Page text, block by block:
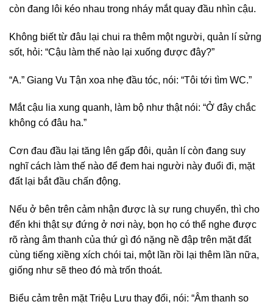
còn đang lôi kéo nhau trong nháy mắt quay đầu nhìn cậu.
Không biết từ đâu lại chui ra thêm một người, quản lí sửng
sốt, hỏi: “Cậu làm thế nào lại xuống được đây?”
“A.” Giang Vu Tận xoa nhẹ đầu tóc, nói: “Tôi tới tìm WC.”
Mắt cậu lia xung quanh, làm bộ như thật nói: “Ở đây chắc
không có đâu ha.”
Cơn đau đầu lại tăng lên gấp đôi, quản lí còn đang suy
nghĩ cách làm thế nào để đem hai người này đuổi đi, mặt
đất lại bắt đầu chấn động.
Nếu ở bên trên cảm nhận được là sự rung chuyển, thì cho
đến khi thật sự đứng ở nơi này, bọn họ có thể nghe được
rõ ràng âm thanh của thứ gì đó nặng nề đập trên mặt đất
cùng tiếng xiềng xích chói tai, một lần rồi lại thêm lần nữa,
giống như sẽ theo đó mà trốn thoát.
Biểu cảm trên mặt Triệu Lưu thay đổi, nói: “Âm thanh so